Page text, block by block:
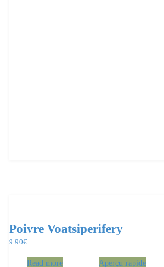
Poivre Voatsiperifery
9.90€
Read more Aperçu rapide